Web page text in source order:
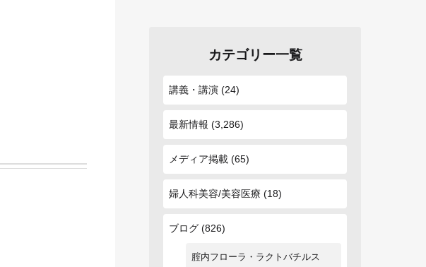
カテゴリー一覧
講義・講演 (24)
最新情報 (3,286)
メディア掲載 (65)
婦人科美容/美容医療 (18)
ブログ (826)
腟内フローラ・ラクトバチルス